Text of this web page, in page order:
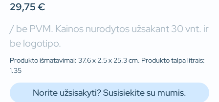
29,75€
/ be PVM. Kainos nurodytos užsakant 30 vnt. ir
be logotipo.
Produkto išmatavimai: 37.6 x 2.5 x 25.3 cm. Produkto talpa litrais:
1.35
Norite užsisakyti? Susisiekite su mumis.